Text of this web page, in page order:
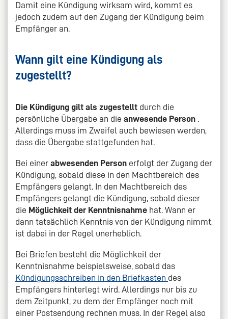
Damit eine Kündigung wirksam wird, kommt es
jedoch zudem auf den Zugang der Kündigung beim
Empfänger an.
Wann gilt eine Kündigung als
zugestellt?
Die Kündigung gilt als zugestellt durch die
persönliche Übergabe an die anwesende Person .
Allerdings muss im Zweifel auch bewiesen werden,
dass die Übergabe stattgefunden hat.
Bei einer abwesenden Person erfolgt der Zugang der
Kündigung, sobald diese in den Machtbereich des
Empfängers gelangt. In den Machtbereich des
Empfängers gelangt die Kündigung, sobald dieser
die Möglichkeit der Kenntnisnahme hat. Wann er
dann tatsächlich Kenntnis von der Kündigung nimmt,
ist dabei in der Regel unerheblich.
Bei Briefen besteht die Möglichkeit der
Kenntnisnahme beispielsweise, sobald das
Kündigungsschreiben in den Briefkasten des
Empfängers hinterlegt wird. Allerdings nur bis zu
dem Zeitpunkt, zu dem der Empfänger noch mit
einer Postsendung rechnen muss. In der Regel also